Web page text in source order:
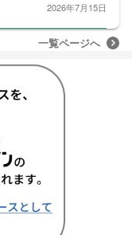
2026年7月15日
一覧ページへ